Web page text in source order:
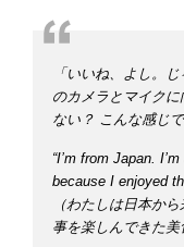
「いいね、よし。
のカメラとマイク
ない？ こんな感じで
“I’m from Japan. I’m
because I enjoyed
（わたしは日本か
事を楽しんできた美